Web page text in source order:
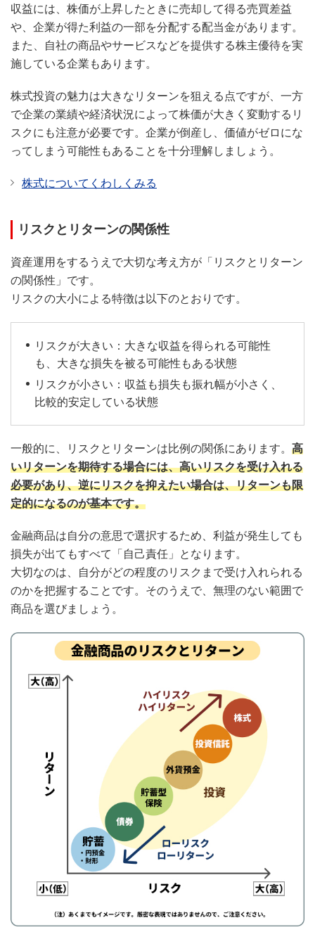
収益には、株価が上昇したときに売却して得る売買差益
や、企業が得た利益の一部を分配する配当金があります。
また、自社の商品やサービスなどを提供する株主優待を実
施している企業もあります。
株式投資の魅力は大きなリターンを狙える点ですが、一方
で企業の業績や経済状況によって株価が大きく変動するリ
スクにも注意が必要です。企業が倒産し、価値がゼロにな
ってしまう可能性もあることを十分理解しましょう。
株式についてくわしくみる
リスクとリターンの関係性
資産運用をするうえで大切な考え方が「リスクとリターン
の関係性」です。
リスクの大小による特徴は以下のとおりです。
リスクが大きい：大きな収益を得られる可能性
も、大きな損失を被る可能性もある状態
リスクが小さい：収益も損失も振れ幅が小さく、
比較的安定している状態
一般的に、リスクとリターンは比例の関係にあります。 高
いリターンを期待する場合には、高いリスクを受け入れる
必要があり、逆にリスクを抑えたい場合は、リターンも限
定的になるのが基本です。
金融商品は自分の意思で選択するため、利益が発生しても
損失が出てもすべて「自己責任」となります。
大切なのは、自分がどの程度のリスクまで受け入れられる
のかを把握することです。そのうえで、無理のない範囲で
商品を選びましょう。